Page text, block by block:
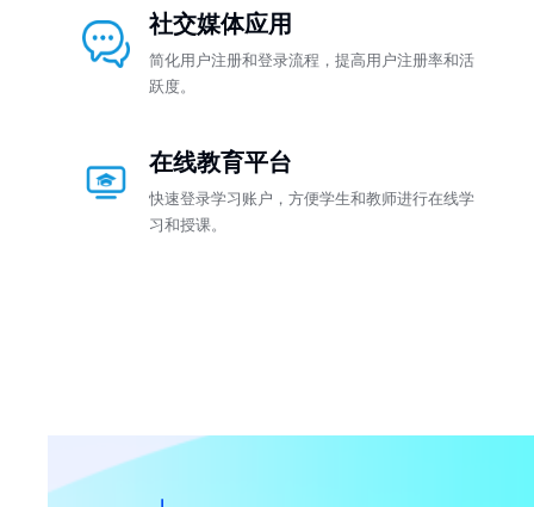
社交媒体应用
简化用户注册和登录流程，提高用户注册率和活
跃度。
在线教育平台
快速登录学习账户，方便学生和教师进行在线学
习和授课。